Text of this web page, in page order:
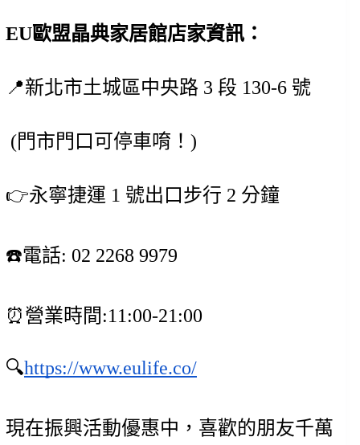
EU歐盟晶典家居館店家資訊：
📍新北市土城區中央路 3 段 130-6 號
(門市門口可停車唷！)
👉永寧捷運 1 號出口步行 2 分鐘
☎️電話: 02 2268 9979
⏰營業時間:11:00-21:00
🔍https://www.eulife.co/
現在振興活動優惠中，喜歡的朋友千萬